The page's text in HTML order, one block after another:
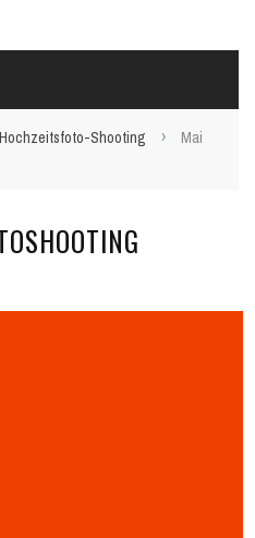
Hochzeitsfoto-Shooting ›
Mai